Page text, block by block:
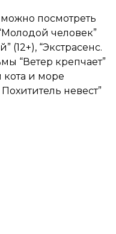
можно посмотреть
человек”
(12+), “Экстрасенс.
“Ветер крепчает”
кота и море
невест”